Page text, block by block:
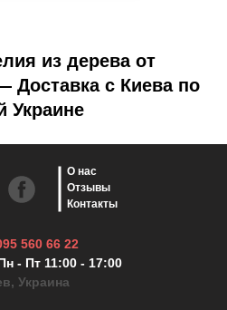
из дерева от
Доставка с Киева по
Украине
560 66 22
- Пт 11:00 - 17:00
Украина
О нас
Отзывы
Контакты